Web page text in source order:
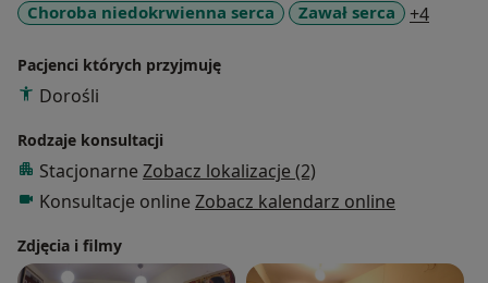
Choroba niedokrwienna serca
Zawał serca +4
Pacjenci których przyjmuję
Dorośli
Rodzaje konsultacji
Stacjonarne Zobacz lokalizacje (2)
Konsultacje online Zobacz kalendarz online
Zdjęcia i filmy